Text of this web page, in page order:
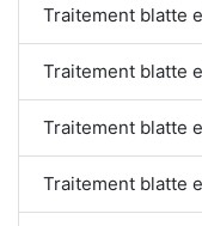
Traitement blatte
Traitement blatte
Traitement blatte
Traitement blatte